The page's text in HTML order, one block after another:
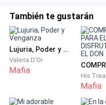
A Dante se le quebró
alma… la puta vida entera.
Temblaba. De rabia. De
—¡Suéltala! —rugió,
vida, mi imperio, lo que
También te gustarán
Lujuria, Poder y Venganza
Valeria D'Or
Mafia
His
Mafia